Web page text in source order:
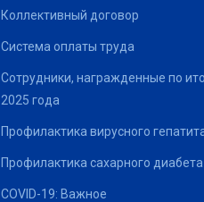
Коллективный договор
Система оплаты труда
Сотрудники, награжденные по
2025 года
Профилактика вирусного
Профилактика сахарного диабета
COVID-19: Важное